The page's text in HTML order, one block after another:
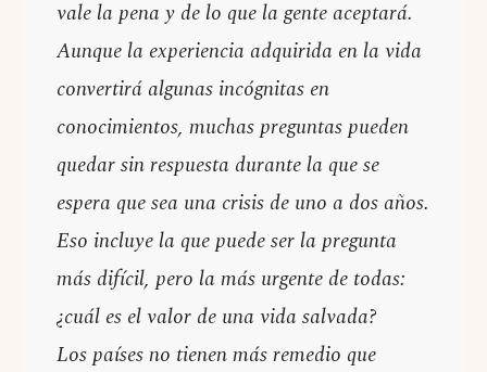
vale la pena y de lo que la gente aceptará.
Aunque la experiencia adquirida en la vida
convertirá algunas incógnitas en
conocimientos, muchas preguntas pueden
quedar sin respuesta durante la que se
espera que sea una crisis de uno a dos años.
Eso incluye la que puede ser la pregunta
más difícil, pero la más urgente de todas:
¿cuál es el valor de una vida salvada?
Los países no tienen más remedio que